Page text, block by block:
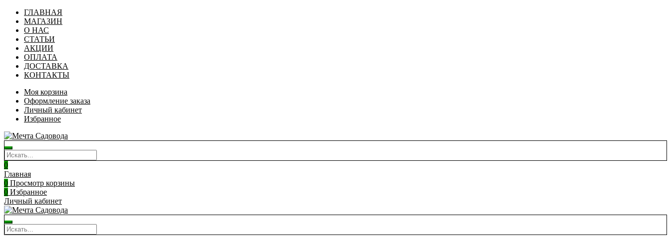
ГЛАВНАЯ
МАГАЗИН
О НАС
СТАТЬИ
АКЦИИ
ОПЛАТА
ДОСТАВКА
КОНТАКТЫ
Моя корзина
Оформление заказа
Личный кабинет
Избранное
0
Главная
0 Просмотр корзины
0 Избранное
Личный кабинет